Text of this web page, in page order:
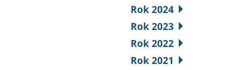
Rok 2024
Rok 2023
Rok 2022
Rok 2021